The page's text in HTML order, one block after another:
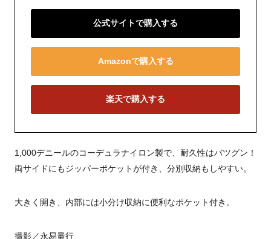
公式サイトで購入する
Amazonで購入する
楽天で購入する
1,000デニールのコーデュラナイロン製で、耐久性はバツグン！
両サイドにもジッパーポケットが付き、分別収納もしやすい。
大きく開き、内部には小分け収納に便利なポケット付き。
撮影／永易量行